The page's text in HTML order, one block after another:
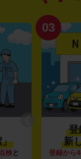
」
検と
03
登
新
登録から